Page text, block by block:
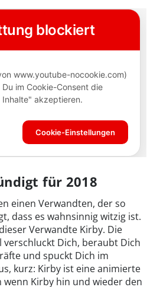
für 2018
einen Verwandten, der so
dass es wahnsinnig witzig ist.
Verwandte Kirby. Die
verschluckt Dich, beraubt Dich
und spuckt Dich im
kurz: Kirby ist eine animierte
wenn Kirby hin und wieder den